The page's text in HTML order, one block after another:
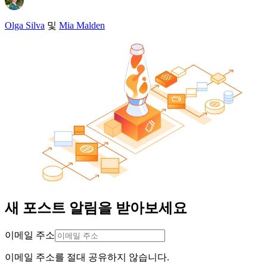
Olga Silva 및 Mia Malden
새 포스트 알림을 받아보세요
이메일 주소
이메일 주소를 절대 공유하지 않습니다.